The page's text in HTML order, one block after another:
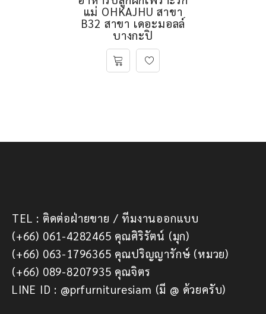
แม่ OHKAJHU สาขา
B32 สาขา เดอะมอลล์
บางกะปิ
TEL : ติดต่อฝ่ายขาย / ทีมงานออกแบบ
(+66) 061-4282465 คุณศิริรัตน์ (มุก)
(+66) 063-1796365 คุณปริญญารักษ์ (หมวย)
(+66) 089-8207935 คุณจิตร
LINE ID : @prfurnituresiam (มี @ ด้วยครับ)